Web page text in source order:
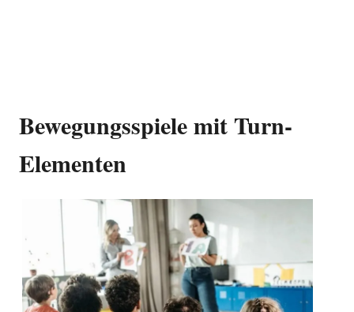
Bewegungsspiele mit Turn-
Elementen